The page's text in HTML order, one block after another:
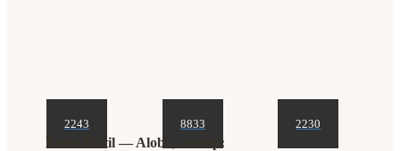
2243 8833 2230
Exim Textil ― Aloba, велюр: